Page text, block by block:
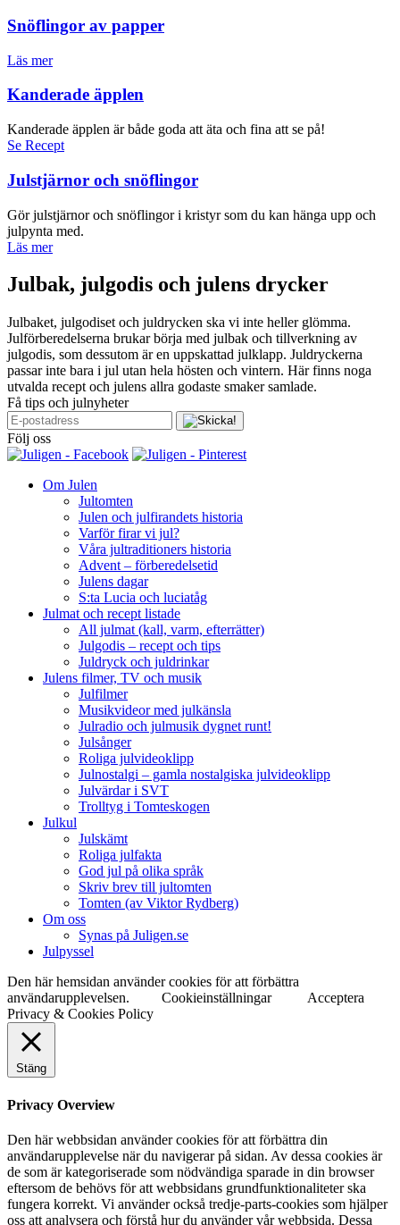
Snöflingor av papper
Läs mer
Kanderade äpplen
Kanderade äpplen är både goda att äta och fina att se på!
Se Recept
Julstjärnor och snöflingor
Gör julstjärnor och snöflingor i kristyr som du kan hänga upp och
julpynta med.
Läs mer
Julbak, julgodis och julens drycker
Julbaket, julgodiset och juldrycken ska vi inte heller glömma.
Julförberedelserna brukar börja med julbak och tillverkning av
julgodis, som dessutom är en uppskattad julklapp. Juldryckerna
passar inte bara i jul utan hela hösten och vintern. Här finns noga
utvalda recept och julens allra godaste smaker samlade.
Få tips och julnyheter
Följ oss
Om Julen
Jultomten
Julen och julfirandets historia
Varför firar vi jul?
Våra jultraditioners historia
Advent – förberedelsetid
Julens dagar
S:ta Lucia och luciatåg
Julmat och recept listade
All julmat (kall, varm, efterrätter)
Julgodis – recept och tips
Juldryck och juldrinkar
Julens filmer, TV och musik
Julfilmer
Musikvideor med julkänsla
Julradio och julmusik dygnet runt!
Julsånger
Roliga julvideoklipp
Julnostalgi – gamla nostalgiska julvideoklipp
Julvärdar i SVT
Trolltyg i Tomteskogen
Julkul
Julskämt
Roliga julfakta
God jul på olika språk
Skriv brev till jultomten
Tomten (av Viktor Rydberg)
Om oss
Synas på Juligen.se
Julpyssel
Den här hemsidan använder cookies för att förbättra
användarupplevelsen.
Cookieinställningar
Acceptera
Privacy & Cookies Policy
Stäng
Privacy Overview
Den här webbsidan använder cookies för att förbättra din
användarupplevelse när du navigerar på sidan. Av dessa cookies är
de som är kategoriserade som nödvändiga sparade in din browser
eftersom de behövs för att webbsidans grundfunktionaliteter ska
fungera korrekt. Vi använder också tredje-parts-cookies som hjälper
oss att analysera och förstå hur du använder vår webbsida. Dessa